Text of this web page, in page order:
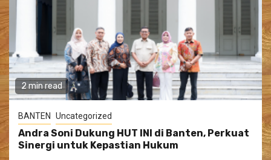
2 min read
BANTEN Uncategorized
Andra Soni Dukung HUT INI di Banten, Perkuat
Sinergi untuk Kepastian Hukum